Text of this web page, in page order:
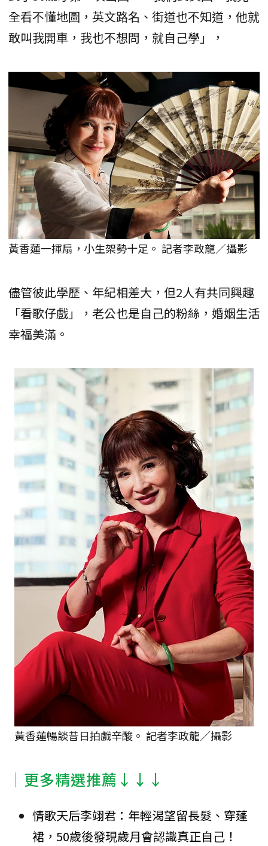
全看不懂地圖，英文路名、街道也不知道，他就
敢叫我開車，我也不想問，就自己學」，
黃香蓮一揮扇，小生架勢十足。 記者李政龍／攝影
儘管彼此學歷、年紀相差大，但2人有共同興趣
「看歌仔戲」，老公也是自己的粉絲，婚姻生活
幸福美滿。
黃香蓮暢談昔日拍戲辛酸。 記者李政龍／攝影
│更多精選推薦↓↓↓
情歌天后李翊君：年輕渴望留長髮、穿蓬
裙，50歲後發現歲月會認識真正自己！